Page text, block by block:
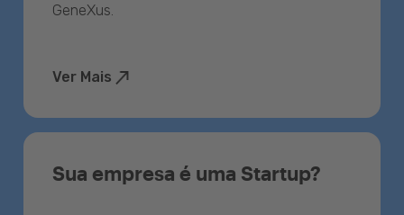
GeneXus.
Ver Mais
Sua empresa é uma Startup?